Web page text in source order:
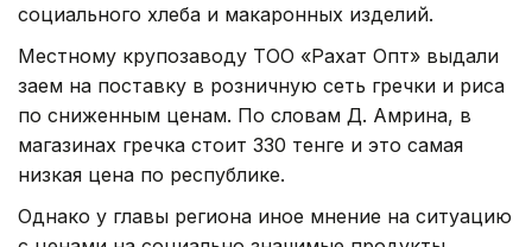
социального хлеба и макаронных изделий.
Местному крупозаводу ТОО «Рахат Опт» выдали
заем на поставку в розничную сеть гречки и риса
по сниженным ценам. По словам Д. Амрина, в
магазинах гречка стоит 330 тенге и это самая
низкая цена по республике.
Однако у главы региона иное мнение на ситуацию